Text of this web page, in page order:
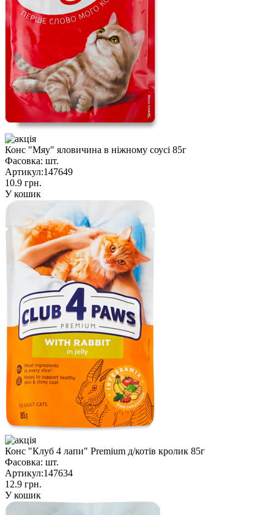
Конс "Мяу" яловичина в ніжному соусі 85г
Фасовка: шт.
Артикул:147649
10.9 грн.
У кошик
Конс "Клуб 4 лапи" Premium д/котів кролик 85г
Фасовка: шт.
Артикул:147634
12.9 грн.
У кошик